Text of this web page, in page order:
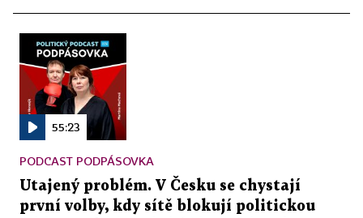
55:23
PODCAST PODPÁSOVKA
Utajený problém. V Česku se chystají
první volby, kdy sítě blokují politickou